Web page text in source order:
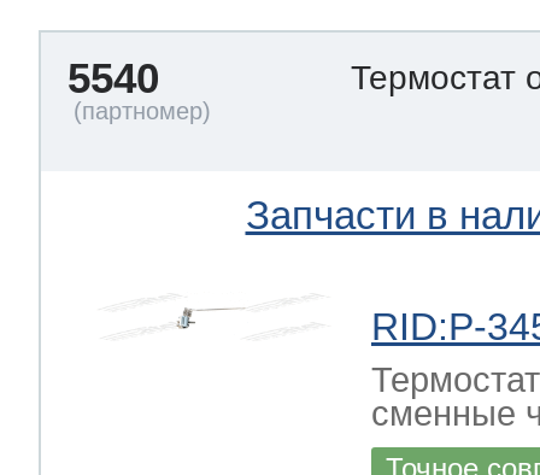
5540 Термостат
Запчасти в
RID:P-
сменные